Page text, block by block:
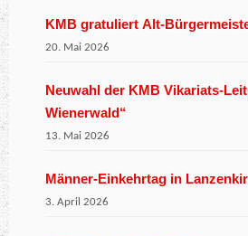
KMB gratuliert Alt-
20. Mai 2026
Neuwahl der KMB Vikariats-
Wienerwald“
13. Mai 2026
Männer-Einkehrtag in
3. April 2026